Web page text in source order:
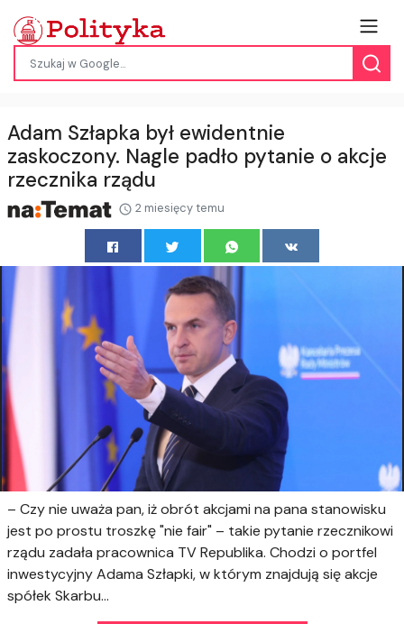
Adam Szłapka był ewidentnie
zaskoczony. Nagle padło pytanie o akcje
rzecznika rządu
2 miesięcy temu
– Czy nie uważa pan, iż obrót akcjami na pana stanowisku
jest po prostu troszkę "nie fair" – takie pytanie rzecznikowi
rządu zadała pracownica TV Republika. Chodzi o portfel
inwestycyjny Adama Szłapki, w którym znajdują się akcje
spółek Skarbu...